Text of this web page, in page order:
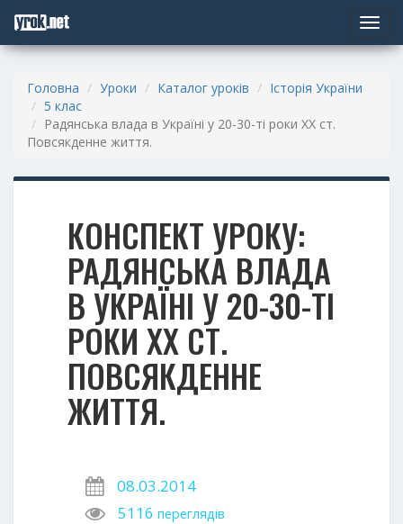
Toggle
Головна Уроки Каталог уроків
Історія України
5 клас
Радянська влада в Україні у 20-30-ті роки ХХ ст.
Повсякденне життя.
КОНСПЕКТ УРОКУ:
РАДЯНСЬКА ВЛАДА
В УКРАЇНІ У 20-30-ТІ
РОКИ ХХ СТ.
ПОВСЯКДЕННЕ
ЖИТТЯ.
08.03.2014
5116 переглядів